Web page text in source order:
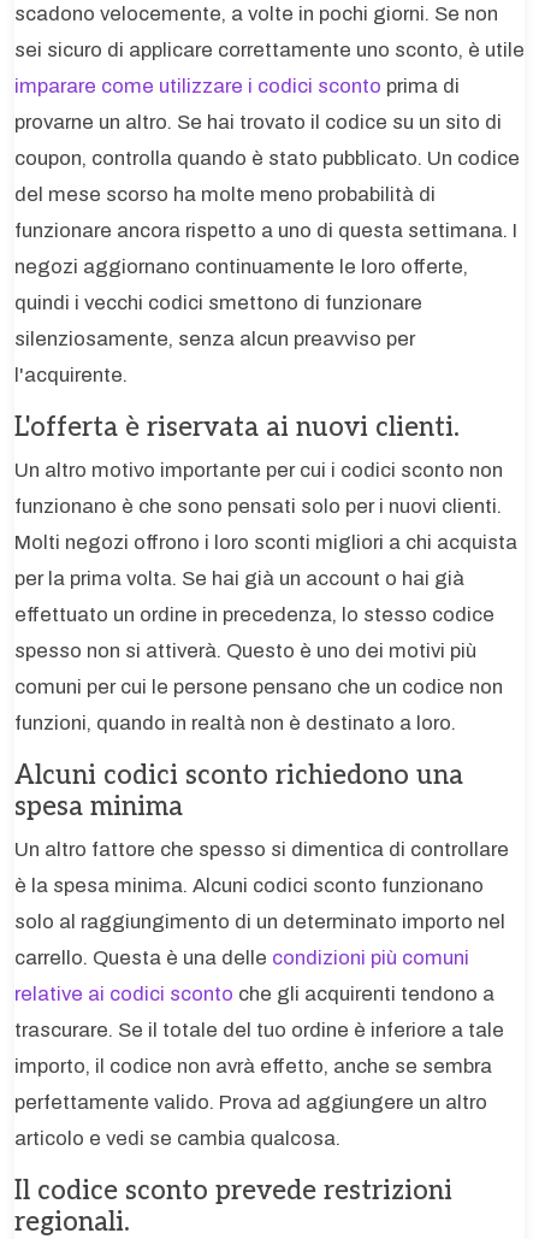
scadono velocemente, a volte in pochi giorni. Se non
sei sicuro di applicare correttamente uno sconto, è utile
imparare come utilizzare i codici sconto prima di
provarne un altro. Se hai trovato il codice su un sito di
coupon, controlla quando è stato pubblicato. Un codice
del mese scorso ha molte meno probabilità di
funzionare ancora rispetto a uno di questa settimana. I
negozi aggiornano continuamente le loro offerte,
quindi i vecchi codici smettono di funzionare
silenziosamente, senza alcun preavviso per
l'acquirente.
L'offerta è riservata ai nuovi clienti.
Un altro motivo importante per cui i codici sconto non
funzionano è che sono pensati solo per i nuovi clienti.
Molti negozi offrono i loro sconti migliori a chi acquista
per la prima volta. Se hai già un account o hai già
effettuato un ordine in precedenza, lo stesso codice
spesso non si attiverà. Questo è uno dei motivi più
comuni per cui le persone pensano che un codice non
funzioni, quando in realtà non è destinato a loro.
Alcuni codici sconto richiedono una
spesa minima
Un altro fattore che spesso si dimentica di controllare
è la spesa minima. Alcuni codici sconto funzionano
solo al raggiungimento di un determinato importo nel
carrello. Questa è una delle condizioni più comuni
relative ai codici sconto che gli acquirenti tendono a
trascurare. Se il totale del tuo ordine è inferiore a tale
importo, il codice non avrà effetto, anche se sembra
perfettamente valido. Prova ad aggiungere un altro
articolo e vedi se cambia qualcosa.
Il codice sconto prevede restrizioni
regionali.